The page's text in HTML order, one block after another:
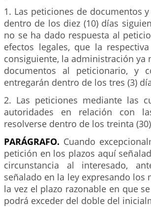
1. Las peticiones de documentos
dentro de los diez (10) días
no se ha dado respuesta al
efectos legales, que la
consiguiente, la administración ya
documentos al peticionario, y
entregarán dentro de los tres (3)
2. Las peticiones mediante las
autoridades en relación con
resolverse dentro de los treinta
PARÁGRAFO. Cuando
petición en los plazos aquí
circunstancia al interesado,
señalado en la ley expresando
la vez el plazo razonable en que
podrá exceder del doble del